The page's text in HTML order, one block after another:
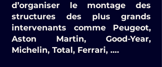
d’organiser le montage des
structures des plus grands
intervenants comme Peugeot,
Aston Martin, Good-Year,
Michelin, Total, Ferrari, ….